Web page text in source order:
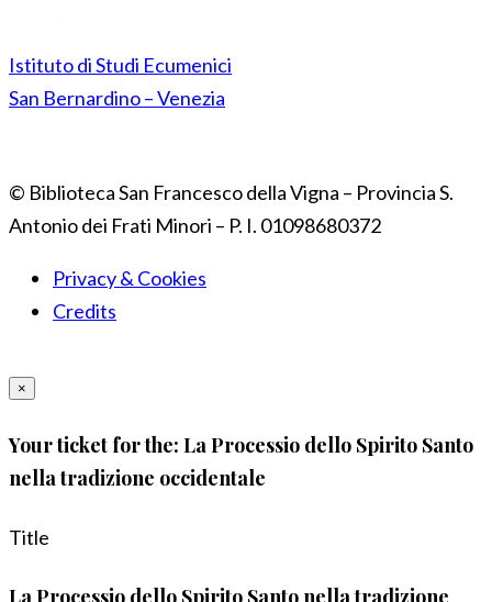
Istituto di Studi Ecumenici
San Bernardino – Venezia
© Biblioteca San Francesco della Vigna – Provincia S.
Antonio dei Frati Minori – P. I. 01098680372
Privacy & Cookies
Credits
×
Your ticket for the: La Processio dello Spirito Santo
nella tradizione occidentale
Title
La Processio dello Spirito Santo nella tradizione